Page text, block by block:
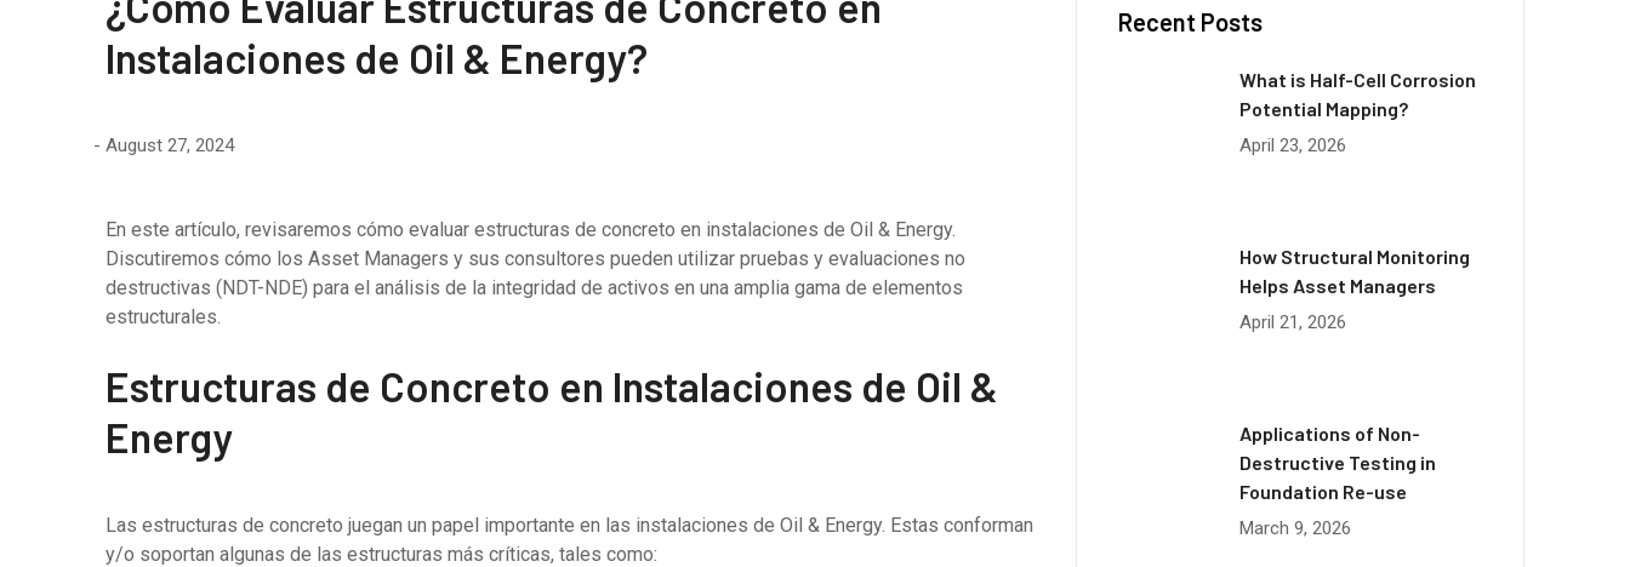
Instalaciones de Oil & Energy?
August 27, 2024
En este artículo, revisaremos cómo evaluar estructuras de concreto en instalaciones de Oil & Energy.
Discutiremos cómo los Asset Managers y sus consultores pueden utilizar pruebas y evaluaciones no
destructivas (NDT-NDE) para el análisis de la integridad de activos en una amplia gama de elementos
estructurales.
Estructuras de Concreto en Instalaciones de Oil &
Energy
Las estructuras de concreto juegan un papel importante en las instalaciones de Oil & Energy. Estas conforman
y/o soportan algunas de las estructuras más críticas, tales como:
Recent Posts
What is Half-Cell Corrosion
Potential Mapping?
April 23, 2026
How Structural Monitoring
Helps Asset Managers
April 21, 2026
Applications of Non-
Destructive Testing in
Foundation Re-use
March 9, 2026